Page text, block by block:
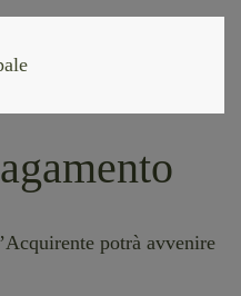
potrà avvenire